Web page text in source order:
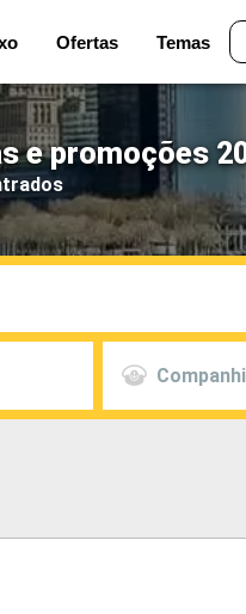
Ofertas Temas
e promoções